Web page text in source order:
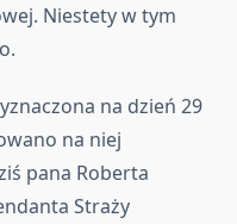
Niestety w tym
na dzień 29
na niej
pana Roberta
Straży